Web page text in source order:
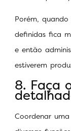
Porém,
definidas fica
e então
estiverem
8. Faça
Coordenar